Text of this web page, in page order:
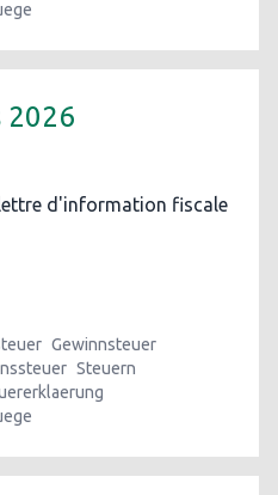
2026
d'information fiscale
Gewinnsteuer
Steuern